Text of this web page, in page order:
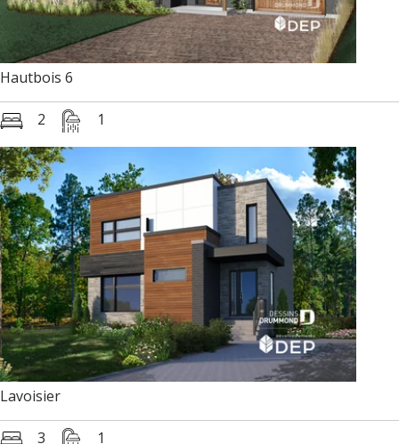
Hautbois 6
2 1
Lavoisier
3 1